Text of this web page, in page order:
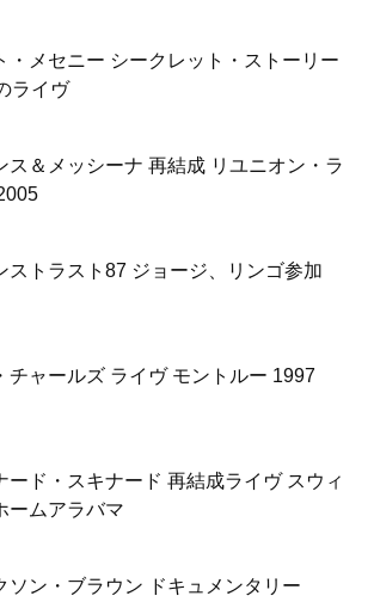
・メセニー シークレット・ストーリー
ライヴ
ス＆メッシーナ 再結成 リユニオン・ラ
ストラスト87 ジョージ、リンゴ参加
チャールズ ライヴ モントルー 1997
ード・スキナード 再結成ライヴ スウィ
ームアラバマ
ソン・ブラウン ドキュメンタリー